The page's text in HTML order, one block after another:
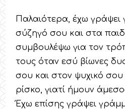
Παλαιότερα, έχω
σύζηγό σου και στα
συμβουλέψω για τον
τους όταν εσύ βίωνες
σου και στον ψυχικό
ρίσκο, γιατί ήμουν
Έχω επίσης γράψει